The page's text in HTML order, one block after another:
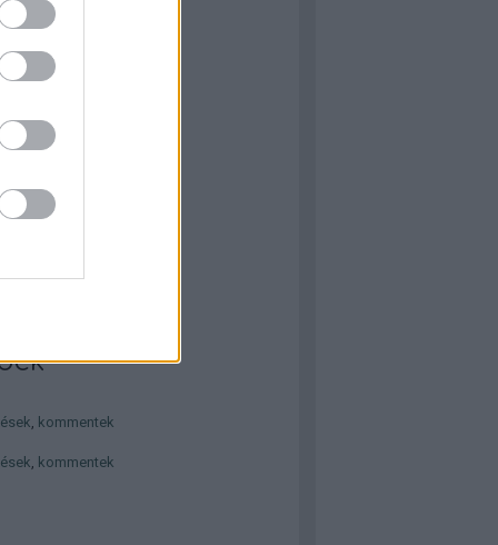
(
)
(1)
(
(1)
, kommentek
, kommentek